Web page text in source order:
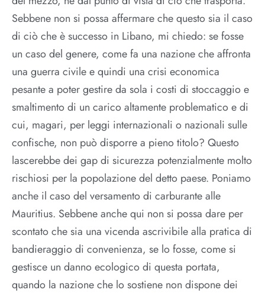
Sebbene non si possa affermare che questo sia il caso
di ciò che è successo in Libano, mi chiedo: se fosse
un caso del genere, come fa una nazione che affronta
una guerra civile e quindi una crisi economica
pesante a poter gestire da sola i costi di stoccaggio e
smaltimento di un carico altamente problematico e di
cui, magari, per leggi internazionali o nazionali sulle
confische, non può disporre a pieno titolo? Questo
lascerebbe dei gap di sicurezza potenzialmente molto
rischiosi per la popolazione del detto paese. Poniamo
anche il caso del versamento di carburante alle
Mauritius. Sebbene anche qui non si possa dare per
scontato che sia una vicenda ascrivibile alla pratica di
bandieraggio di convenienza, se lo fosse, come si
gestisce un danno ecologico di questa portata,
quando la nazione che lo sostiene non dispone dei